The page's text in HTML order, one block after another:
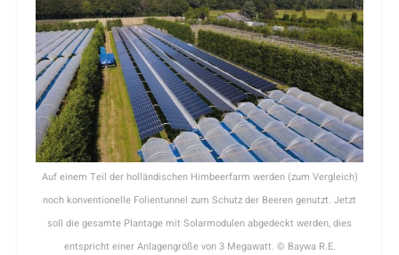
Auf einem Teil der holländischen Himbeerfarm werden (zum Vergleich)
noch konventionelle Folientunnel zum Schutz der Beeren genutzt. Jetzt
soll die gesamte Plantage mit Solarmodulen abgedeckt werden, dies
entspricht einer Anlagengröße von 3 Megawatt. © Baywa R.E.